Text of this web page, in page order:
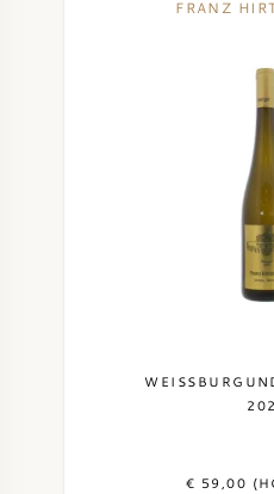
FRANZ
€ 59,00